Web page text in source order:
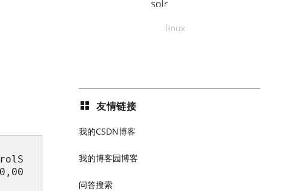
友情链接
我的CSDN博客
我的博客园博客
问答搜索